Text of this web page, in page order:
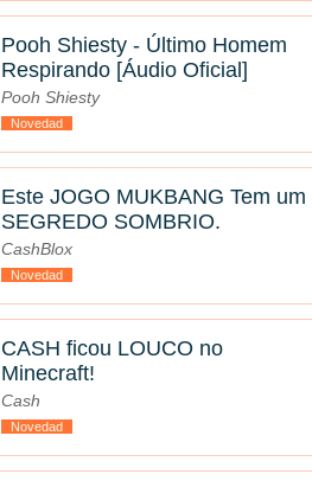
Pooh Shiesty - Último Homem
Respirando [Áudio Oficial]
Pooh Shiesty
Novedad
Este JOGO MUKBANG Tem um
SEGREDO SOMBRIO.
CashBlox
Novedad
CASH ficou LOUCO no
Minecraft!
Cash
Novedad